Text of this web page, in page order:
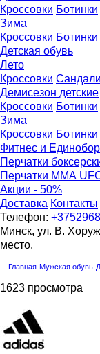
Кроссовки Бoтинки
Зима
Кроссовки Ботинки
Детская обувь
Летo
Кроссовки
Демисезон детские
Кроссовки Ботинки
Зима
Кроссовки Ботинки
Фитнес и
Перчатки
Перчатки ММА
Акции - 50%
Доставка Контакты
Телефон:
Минск, ул. В.
место.
Главная Мужская обувь
1623 просмотра